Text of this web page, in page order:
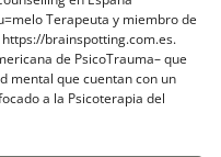
Terapeuta y miembro de
brainspotting.com.es.
de PsicoTrauma– que
mental que cuentan con un
a la Psicoterapia del